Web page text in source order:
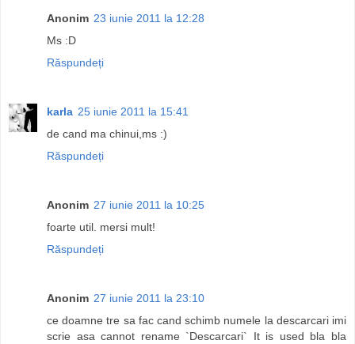
Anonim 23 iunie 2011 la 12:28
Ms :D
Răspundeți
karla 25 iunie 2011 la 15:41
de cand ma chinui,ms :)
Răspundeți
Anonim 27 iunie 2011 la 10:25
foarte util. mersi mult!
Răspundeți
Anonim 27 iunie 2011 la 23:10
ce doamne tre sa fac cand schimb numele la descarcari imi
scrie asa cannot rename `Descarcari` It is used bla bla